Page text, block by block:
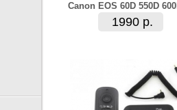
Canon EOS 60D 550D
1990 р.